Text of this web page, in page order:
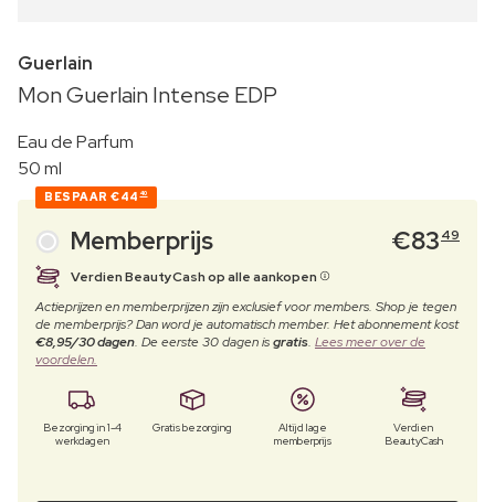
Guerlain
Mon Guerlain Intense EDP
Eau de Parfum
50 ml
BESPAAR €44 40
Memberprijs €83 49
Verdien BeautyCash op alle aankopen
Actieprijzen en memberprijzen zijn exclusief voor members. Shop je tegen
de memberprijs? Dan word je automatisch member. Het abonnement kost
€8,95/30 dagen. De eerste 30 dagen isgratis. Lees meer over de
voordelen.
Bezorging in 1-4
werkdagen
Gratis bezorging
Altijd lage
memberprijs
Verdien
BeautyCash